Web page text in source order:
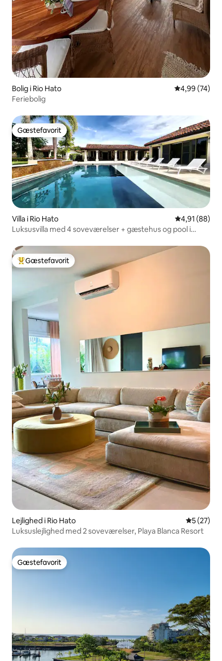
Bolig i Rio Hato 4,99 ud af 5 i
4,99 (74)
Feriebolig
Gæstefavorit
Gæstefavorit
Villa i Rio Hato 4,91 ud af 5 i
4,91 (88)
Luksusvilla med 4 soveværelser + gæstehus og pool i
Bedste gæstefavorit
Gæstefavorit
Lejlighed i Rio Hato 5 ud af 5 i
5 (27)
Luksuslejlighed med 2 soveværelser, Playa Blanca Resort
Gæstefavorit
Gæstefavorit